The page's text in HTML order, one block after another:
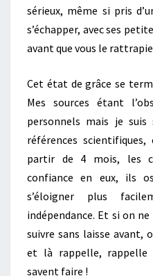
sérieux, même si pris
s’échapper, avec ses
avant que vous le
Cet état de grâce se
Mes sources étant
personnels mais je
références
partir de 4 mois, les
confiance en eux, ils
s’éloigner plus
indépendance. Et si on
suivre sans laisse avant,
et là rappelle, rappelle
savent faire !